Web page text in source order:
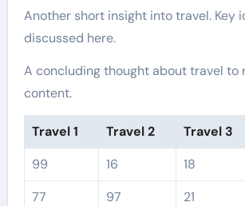
Another short insight into travel. Key
discussed here.
A concluding thought about travel to
content.
Travel 1 Travel 2 Travel 3
99
16 18
77
97 21